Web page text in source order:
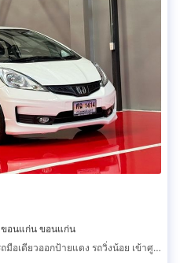
ขอนแก่น ขอนแก่น
😍 2013 HONDA JAZZ รุ่น TOP 😍 รถมือเดียวออกป้ายแดง รถวิ่งน้อย เข้าศูนย์ตามระยะ รถไม่เคยมีอุบัติเหตุครับ